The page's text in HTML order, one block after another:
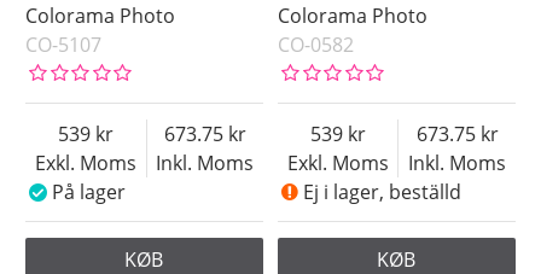
Colorama Photo
CO-5107
Exkl. Moms
539
Inkl. Moms
673.75
På lager
KØB
Colorama Photo
CO-0582
Exkl. Moms
539
Inkl. Moms
673.75
Ej i lager, beställd
KØB